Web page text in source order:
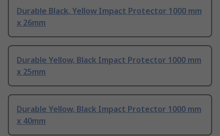
Durable Black, Yellow Impact Protector 1000 mm
x 26mm
Durable Yellow, Black Impact Protector 1000 mm
x 25mm
Durable Yellow, Black Impact Protector 1000 mm
x 40mm